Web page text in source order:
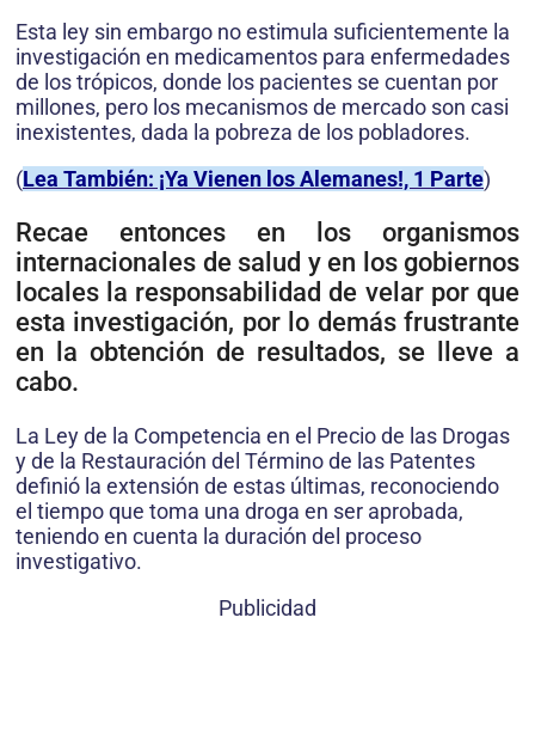
Esta ley sin embargo no estimula suficientemente la
investigación en medicamentos para enfermedades
de los trópicos, donde los pacientes se cuentan por
millones, pero los mecanismos de mercado son casi
inexistentes, dada la pobreza de los pobladores.
(Lea También: ¡Ya Vienen los Alemanes!, 1 Parte)
Recae entonces en los organismos
internacionales de salud y en los gobiernos
locales la responsabilidad de velar por que
esta investigación, por lo demás frustrante
en la obtención de resultados, se lleve a
cabo.
La Ley de la Competencia en el Precio de las Drogas
y de la Restauración del Término de las Patentes
definió la extensión de estas últimas, reconociendo
el tiempo que toma una droga en ser aprobada,
teniendo en cuenta la duración del proceso
investigativo.
Publicidad